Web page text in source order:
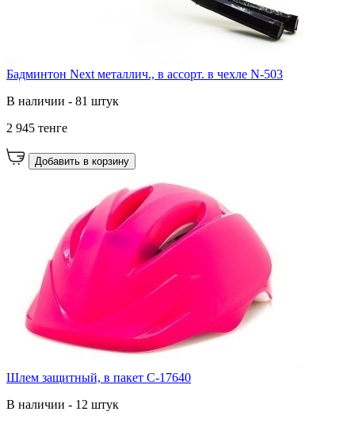
Бадминтон Next металлич., в ассорт. в чехле N-503
В наличии - 81 штук
2 945 тенге
Добавить в корзину
Шлем защитный, в пакет C-17640
В наличии - 12 штук